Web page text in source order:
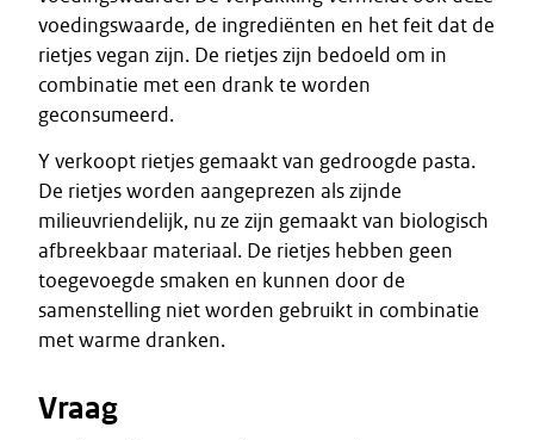
voedingswaarde, de ingrediënten en het feit dat de
rietjes vegan zijn. De rietjes zijn bedoeld om in
combinatie met een drank te worden
geconsumeerd.
Y verkoopt rietjes gemaakt van gedroogde pasta.
De rietjes worden aangeprezen als zijnde
milieuvriendelijk, nu ze zijn gemaakt van biologisch
afbreekbaar materiaal. De rietjes hebben geen
toegevoegde smaken en kunnen door de
samenstelling niet worden gebruikt in combinatie
met warme dranken.
Vraag